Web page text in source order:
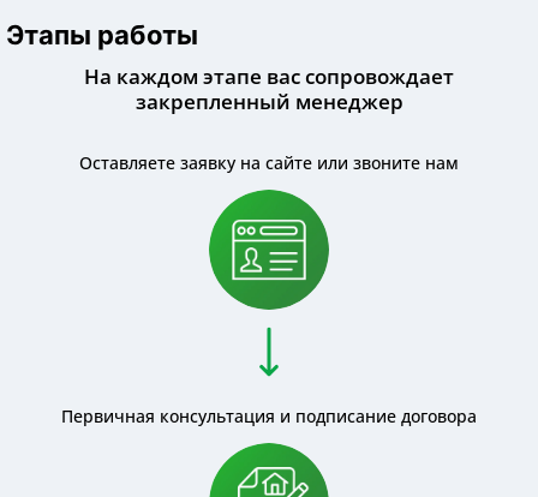
Этапы работы
На каждом этапе вас сопровождает
закрепленный менеджер
Оставляете заявку на сайте или звоните нам
Первичная консультация и подписание договора